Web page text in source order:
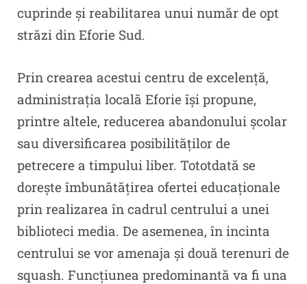
cuprinde și reabilitarea unui număr de opt
străzi din Eforie Sud.
Prin crearea acestui centru de excelență,
administrația locală Eforie își propune,
printre altele, reducerea abandonului şcolar
sau diversificarea posibilităţilor de
petrecere a timpului liber. Tototdată se
dorește îmbunătăţirea ofertei educaţionale
prin realizarea în cadrul centrului a unei
biblioteci media. De asemenea, în incinta
centrului se vor amenaja și două terenuri de
squash. Funcțiunea predominantă va fi una